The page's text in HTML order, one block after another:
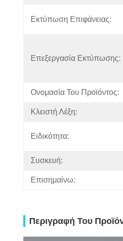
Εκτύπωση Επιφάνειας:
Επεξεργασία Εκτύπωσης:
Ονομασία Του Προϊόντος:
Κλειστή Λέξη:
Ειδικότητα:
Συσκευή:
Επισημαίνω:
Περιγραφή Του